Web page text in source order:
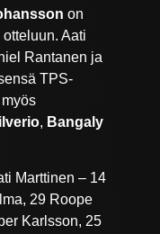
on
Aati
Rantanen ja
TPS-
, Bangaly
Marttinen – 14
29 Roope
Karlsson, 25